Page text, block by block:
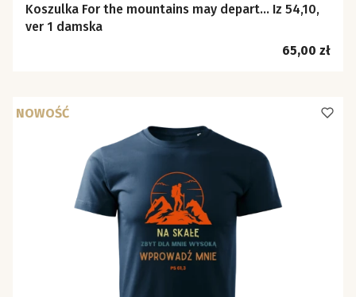
Koszulka For the mountains may depart… Iz 54,10,
ver 1 damska
Cena
65,00 zł
NOWOŚĆ